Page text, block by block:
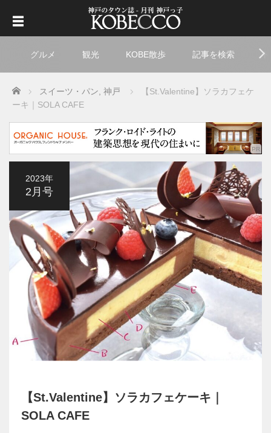
グルメ 観光 KOBE散歩 記事を検索
Home スイーツ・パン 神戸
【St.Valentine】ソラカフェケ
ーキ｜SOLA CAFE
2023年
2月号
【St.Valentine】ソラカフェケーキ｜
SOLA CAFE